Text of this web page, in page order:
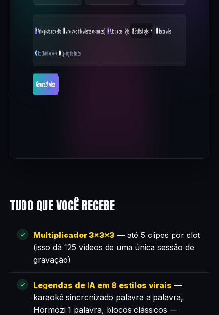
TUDO QUE VOCÊ RECEBE
Multiplicador 3×3×3 — até 5 clipes por slot
(isso dá 125 vídeos de uma única sessão de
gravação)
Legendas de IA em 8 estilos virais —
karaokê sincronizado palavra a palavra,
Hormozi 1 palavra, blocos clássicos —